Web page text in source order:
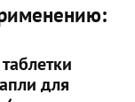
для